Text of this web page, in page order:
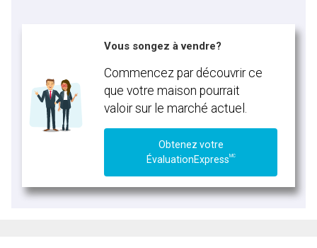
Vous songez à vendre?
Commencez par découvrir ce
que votre maison pourrait
valoir sur le marché actuel.
Obtenez votre
ÉvaluationExpressMC